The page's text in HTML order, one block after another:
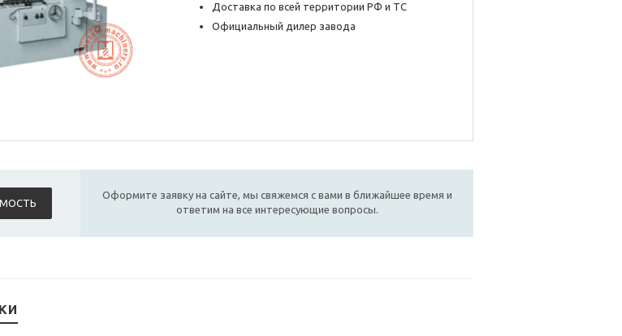
Доставка по всей территории РФ и ТС
Официальный дилер завода
Оформите заявку на сайте, мы свяжемся с вами в ближайшее время и
ответим на все интересующие вопросы.